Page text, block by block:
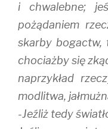
i chwalebne;
pożądaniem
skarby bogactw,
chociażby się
naprzykład
modlitwa,
-Jeźliż tedy